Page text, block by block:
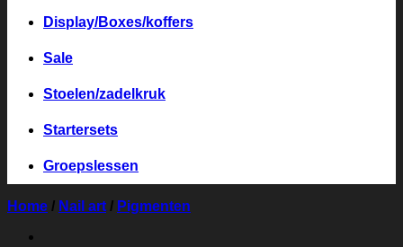
Display/Boxes/koffers
Sale
Stoelen/zadelkruk
Startersets
Groepslessen
Home / Nail art / Pigmenten